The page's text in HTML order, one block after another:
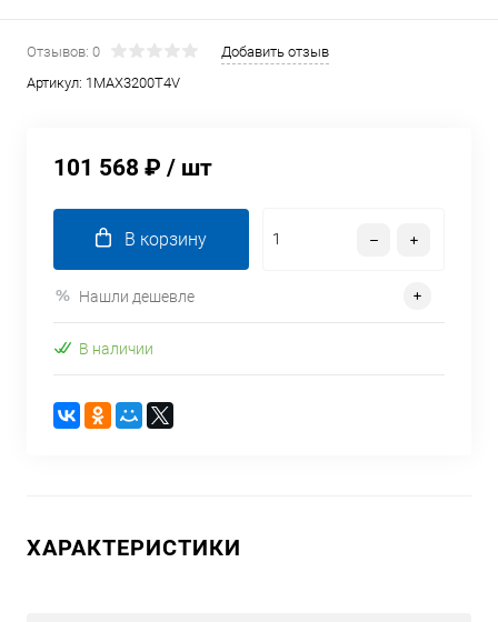
Отзывов: 0
Добавить отзыв
Артикул: 1MAX3200T4V
101 568 ₽ / шт
В корзину
Нашли дешевле
В наличии
ХАРАКТЕРИСТИКИ